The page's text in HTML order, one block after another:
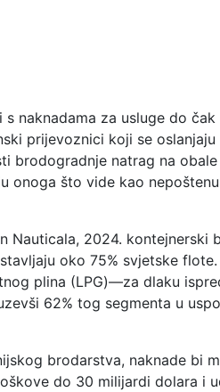
naknadama za usluge do
prijevoznici koji se
natrag na
onoga što vide kao
Nauticala, 2024.
oko 75% svjetske
plina (LPG)—za dlaku
62% tog segmenta u
brodarstva, naknade bi
do 30 milijardi dolara i